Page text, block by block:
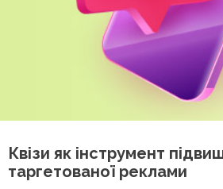
Квізи як інструмент
таргетованої реклами